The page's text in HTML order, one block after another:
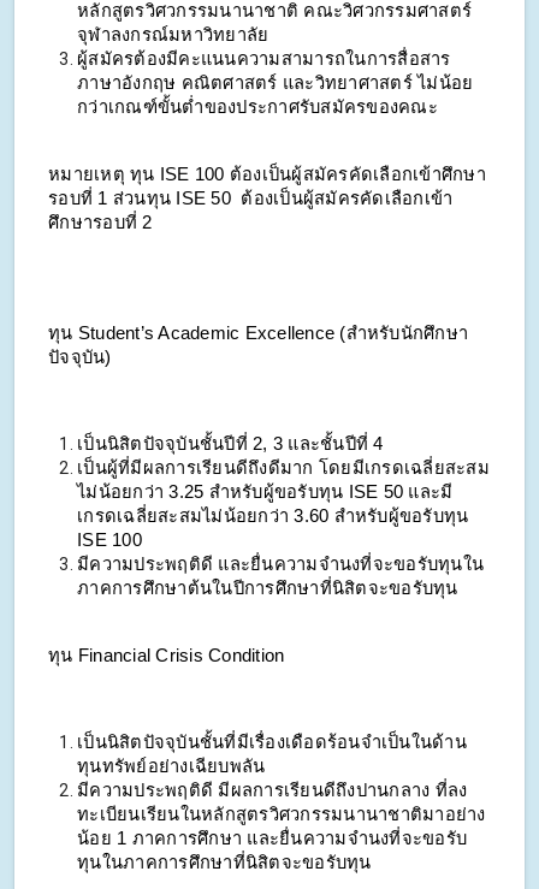
หลักสูตรวิศวกรรมนานาชาติ คณะวิศวกรรมศาสตร์
จุฬาลงกรณ์มหาวิทยาลัย
ผู้สมัครต้องมีคะแนนความสามารถในการสื่อสาร
ภาษาอังกฤษ คณิตศาสตร์ และวิทยาศาสตร์ ไม่น้อย
กว่าเกณฑ์ขั้นต่ำของประกาศรับสมัครของคณะ
หมายเหตุ ทุน ISE 100 ต้องเป็นผู้สมัครคัดเลือกเข้าศึกษา
รอบที่ 1 ส่วนทุน ISE 50 ต้องเป็นผู้สมัครคัดเลือกเข้า
ศึกษารอบที่ 2
ทุน Student’s Academic Excellence (สำหรับนักศึกษา
ปัจจุบัน)
เป็นนิสิตปัจจุบันชั้นปีที่ 2, 3 และชั้นปีที่ 4
เป็นผู้ที่มีผลการเรียนดีถึงดีมาก โดยมีเกรดเฉลี่ยสะสม
ไม่น้อยกว่า 3.25 สำหรับผู้ขอรับทุน ISE 50 และมี
เกรดเฉลี่ยสะสมไม่น้อยกว่า 3.60 สำหรับผู้ขอรับทุน
ISE 100
มีความประพฤติดี และยื่นความจำนงที่จะขอรับทุนใน
ภาคการศึกษาต้นในปีการศึกษาที่นิสิตจะขอรับทุน
ทุน Financial Crisis Condition
เป็นนิสิตปัจจุบันชั้นที่มีเรื่องเดือดร้อนจำเป็นในด้าน
ทุนทรัพย์อย่างเฉียบพลัน
มีความประพฤติดี มีผลการเรียนดีถึงปานกลาง ที่ลง
ทะเบียนเรียนในหลักสูตรวิศวกรรมนานาชาติมาอย่าง
น้อย 1 ภาคการศึกษา และยื่นความจำนงที่จะขอรับ
ทุนในภาคการศึกษาที่นิสิตจะขอรับทุน